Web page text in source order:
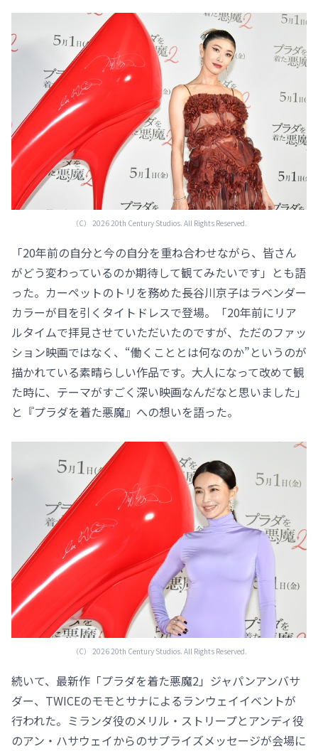
（C） 2026 20th Century Studios. All Rights Reserved.
「20年前の自分と今の自分を重ね合わせながら、皆さん
がどう変わっているのか期待して観てみたいです」とも語
った。カーペットのトリを務めた長谷川京子はラベンダー
カラーが目を引くタイトドレスで登場。「20年前にリア
ルタイムで拝見させていただいたのですが、ただのファッ
ション映画ではなく、“働くこととは何なのか”というのが
描かれている素晴らしい作品です。大人になって改めて観
た時に、テーマがすごく深い映画なんだなと思いました」
と『プラダを着た悪魔』への想いを語った。
（C） 2026 20th Century Studios. All Rights Reserved.
続いて、最新作「プラダを着た悪魔2」ジャパンアンバサ
ダー、TWICEのモモとサナによるランウェイイベントが
行われた。ミランダ役のメリル・ストリープとアンディ役
のアン・ハサウェイからのサプライズメッセージが会場に